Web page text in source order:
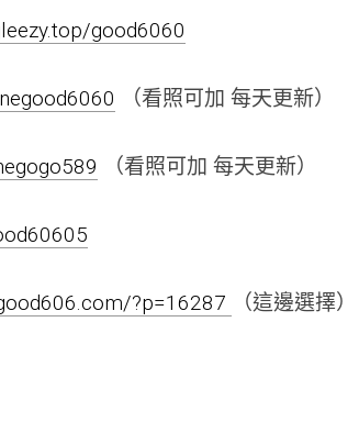
good6060
（看照可加 每天更新）
（看照可加 每天更新）
?p=16287 （這邊選擇）